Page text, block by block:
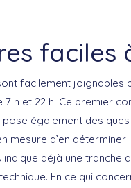
faciles
facilement joignables
h et 22 h. Ce premier
également des
mesure d’en
déjà une tranche
En ce qui